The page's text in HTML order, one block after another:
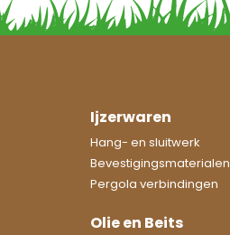
Ijzerwaren
Hang- en sluitwerk
Bevestigingsmaterialen
Pergola verbindingen
Olie en Beits